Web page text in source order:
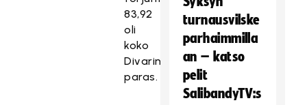
83,92
oli
koko
Divarin
paras.
turnausvilske
parhaimmilla
an – katso
pelit
SalibandyTV:s